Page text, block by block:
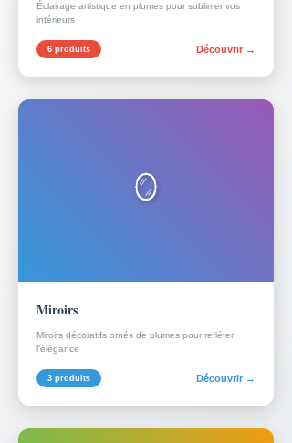
Éclairage artistique en plumes pour sublimer vos
intérieurs
6 produits Découvrir →
🪞
Miroirs
Miroirs décoratifs ornés de plumes pour refléter
l'élégance
3 produits Découvrir →